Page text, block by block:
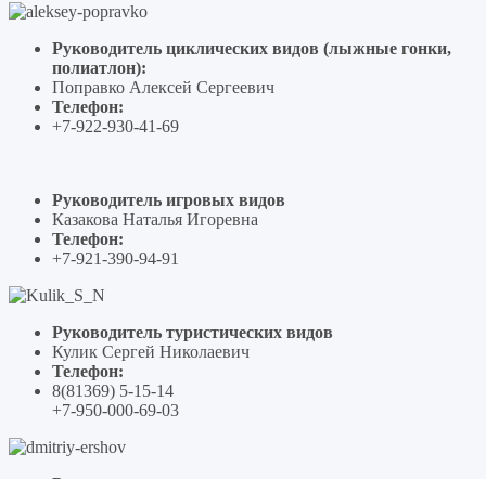
Руководитель циклических видов (лыжные гонки,
полиатлон):
Поправко Алексей Сергеевич
Телефон:
+7-922-930-41-69
Руководитель игровых видов
Казакова Наталья Игоревна
Телефон:
+7-921-390-94-91
Руководитель туристических видов
Кулик Сергей Николаевич
Телефон:
8(81369) 5-15-14
+7-950-000-69-03